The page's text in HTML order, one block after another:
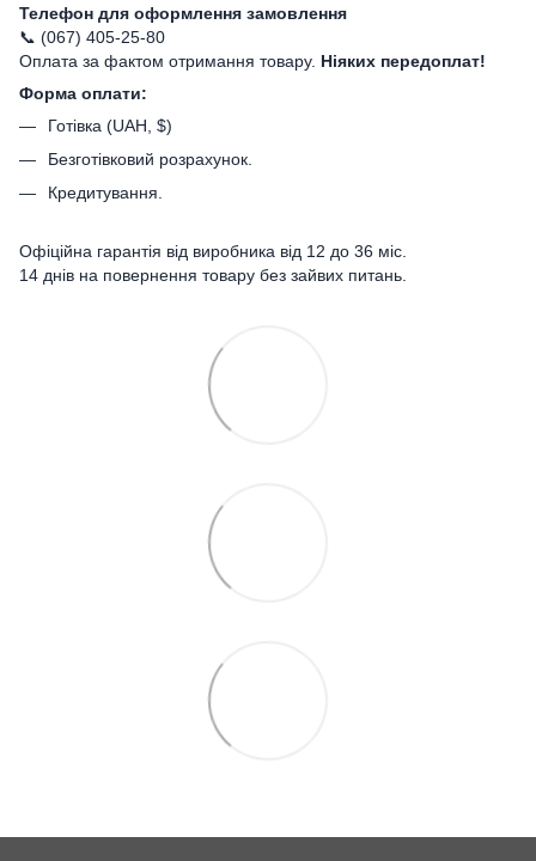
Телефон для оформлення замовлення
📞 (067) 405-25-80
Оплата за фактом отримання товару. Ніяких передоплат!
Форма оплати:
Готівка (UAH, $)
Безготівковий розрахунок.
Кредитування.
Офіційна гарантія від виробника від 12 до 36 міс.
14 днів на повернення товару без зайвих питань.